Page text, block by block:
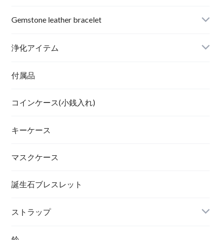
Gemstone leather bracelet
浄化アイテム
付属品
コインケース(小銭入れ)
キーケース
マスクケース
誕生石ブレスレット
ストラップ